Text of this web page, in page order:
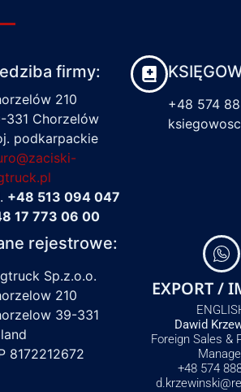
firmy:
210
331 Chorzelów
podkarpackie
+48 513 094 047
17 773 06 00
+48 574
rejestrowe:
Sp.z.o.o.
210
39-331
8172212672
EXPORT /
Dawid
Foreign Sales &
+48 574